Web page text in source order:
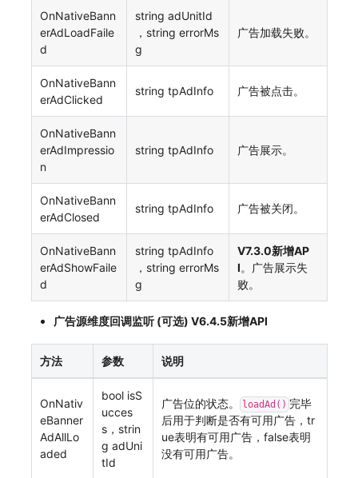
OnNativeBann
erAdLoadFaile
d
string adUnitId
，string errorMs
g
广告加载失败。
OnNativeBann
erAdClicked
string tpAdInfo 广告被点击。
OnNativeBann
erAdImpressio
n
string tpAdInfo 广告展示。
OnNativeBann
erAdClosed
string tpAdInfo 广告被关闭。
OnNativeBann
erAdShowFaile
d
string tpAdInfo
，string errorMs
g
V7.3.0新增AP
I。广告展示失
败。
广告源维度回调监听 (可选) V6.4.5新增API
方法 参数 说明
OnNativ
eBanner
AdAllLo
aded
bool isS
ucces
s，strin
g adUni
tId
广告位的状态。 loadAd() 完毕
后用于判断是否有可用广告，tr
ue表明有可用广告，false表明
没有可用广告。